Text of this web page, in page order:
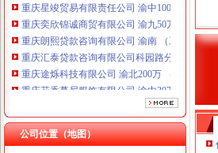
重庆奕欣锦诚商贸有限公司 渝九50万 （工商注
重庆朗熙贷款咨询有限公司 渝南 （工商注册）
重庆汇泰贷款咨询有限公司科园路分公司 渝高
重庆途烁科技有限公司 渝北200万 （工商注册）
重庆花香蔓尼服饰有限公司 渝中30万 （工商注
重庆雷森堡网络科技有限公司 渝北10万 （工
重庆市冰岛科技发展有限公司 渝沙50万 （进
公司位置（地图）